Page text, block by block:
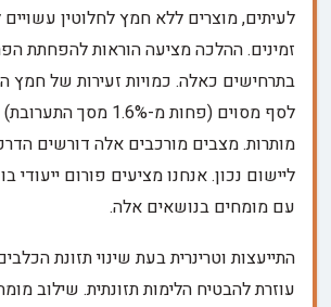
לעיתים, מוצרים ללא חמץ לחלוטין עשויים
זמינים. ההלכה מציעה הוראות להפחתת
בתרחישים כאלה. כמויות זעירות של חמץ
לסף מסוים (פחות מ-1.6%
מותרות. מצבים מורכבים אלה דורשים
ליישום נכון. אנחנו מציעים פורום ייעודי
עם מומחים בנושאים אלה.
התייעצות וטרינרית בעת שינוי תזונת
עוזרת להבטיח הלימות תזונתית. שילוב